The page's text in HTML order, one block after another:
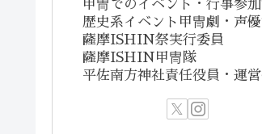
甲冑でのイベント・行事参
歴史系イベント甲冑劇・声
薩摩ISHIN祭実行委員
薩摩ISHIN甲冑隊
平佐南方神社責任役員・運